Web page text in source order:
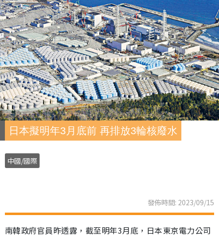
日本擬明年3月底前 再排放3輪核廢水
中國/國際
發佈時間: 2023/09/15
南韓政府官員昨透露，截至明年3月底，日本東京電力公司